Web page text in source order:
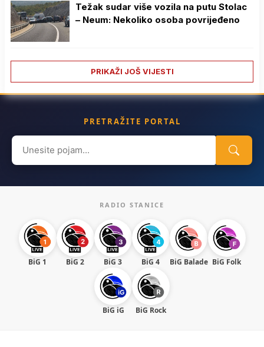
Težak sudar više vozila na putu Stolac
– Neum: Nekoliko osoba povrijeđeno
PRIKAŽI JOŠ VIJESTI
PRETRAŽITE PORTAL
Search
for:
RADIO STANICE
BiG 1 BiG 2 BiG 3 BiG 4 BiG Balade BiG Folk
BiG iG BiG Rock